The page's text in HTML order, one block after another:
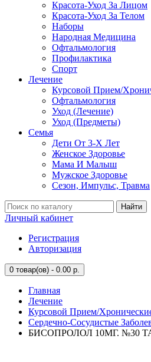
Красота-Уход За Лицом
Красота-Уход За Телом
Наборы
Народная Медицина
Офтальмология
Профилактика
Спорт
Лечение
Курсовой Прием/
Офтальмология
Уход (Лечение)
Уход (Предметы)
Семья
Дети От 3-Х Лет
Женское Здоровье
Мама И Малыш
Мужское Здоровье
Сезон, Импульс, Травма
Найти
Личный кабинет
Регистрация
Авторизация
0 товар(ов) - 0.00 р.
Главная
Лечение
Курсовой Прием/
Сердечно-Сосудистые
БИСОПРОЛОЛ 10МГ. №30